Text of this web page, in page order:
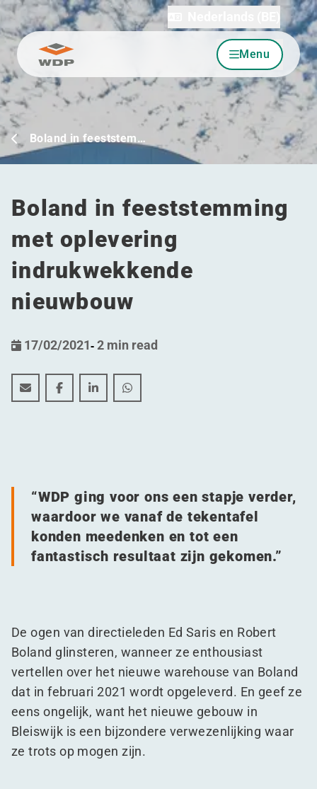
Ga naar inhoud Menu
Boland in feeststem…
Boland in feeststemming
met oplevering
indrukwekkende
nieuwbouw
17/02/2021-2 min read
Boland in feeststemming met oplevering
Boland in feeststemming met oplevering
Boland in feeststemming met
Boland in feeststemming met
“WDP ging voor ons een stapje verder,
waardoor we vanaf de tekentafel
konden meedenken en tot een
fantastisch resultaat zijn gekomen.”
De ogen van directieleden Ed Saris en Robert
Boland glinsteren, wanneer ze enthousiast
vertellen over het nieuwe warehouse van Boland
dat in februari 2021 wordt opgeleverd. En geef ze
eens ongelijk, want het nieuwe gebouw in
Bleiswijk is een bijzondere verwezenlijking waar
ze trots op mogen zijn.